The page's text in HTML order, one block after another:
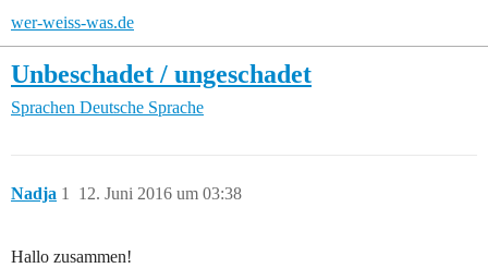
wer-weiss-was.de
Unbeschadet / ungeschadet
Sprachen Deutsche Sprache
Nadja 12. Juni 2016 um 03:38
1
Hallo zusammen!